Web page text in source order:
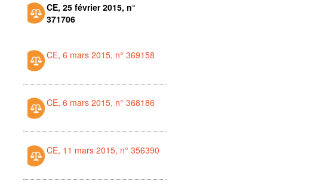
CE, 25 février 2015, n°
371706
CE, 6 mars 2015, n° 369158
CE, 6 mars 2015, n° 368186
CE, 11 mars 2015, n° 356390